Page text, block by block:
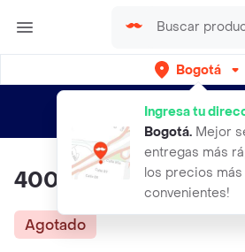
Bogotá
Ingresa tu
Bogotá. Mejor
entregas más
los precios más
convenientes!
envíos gratis por
400 Semillas
Agotado